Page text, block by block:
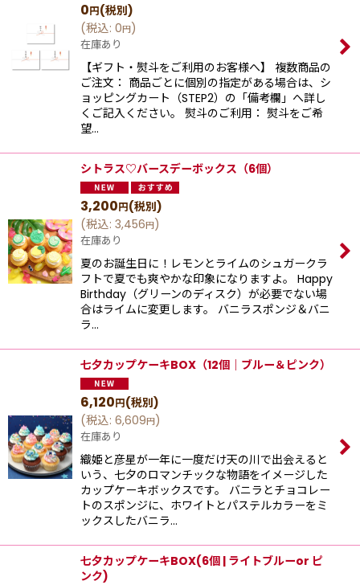
0円(税別)
(税込: 0円)
在庫あり
【ギフト・熨斗をご利用のお客様へ】 複数商品の
ご注文： 商品ごとに個別の指定がある場合は、シ
ョッピングカート（STEP2）の「備考欄」へ詳し
くご記入ください。 熨斗のご利用： 熨斗をご希
望…
シトラス♡バースデーボックス（6個）
3,200円(税別)
(税込: 3,456円)
在庫あり
夏のお誕生日に！レモンとライムのシュガークラ
フトで夏でも爽やかな印象になりますよ。 Happy
Birthday（グリーンのディスク）が必要でない場
合はライムに変更します。 バニラスポンジ＆バニ
ラ…
七夕カップケーキBOX（12個｜ブルー＆ピンク）
6,120円(税別)
(税込: 6,609円)
在庫あり
織姫と彦星が一年に一度だけ天の川で出会えると
いう、七夕のロマンチックな物語をイメージした
カップケーキボックスです。 バニラとチョコレー
トのスポンジに、ホワイトとパステルカラーをミ
ックスしたバニラ…
七夕カップケーキBOX(6個 | ライトブルーor ピ
ンク)